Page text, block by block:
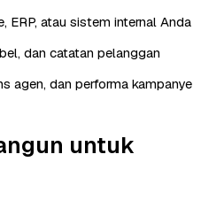
ERP, atau sistem internal Anda
dan catatan pelanggan
agen, dan performa kampanye
untuk